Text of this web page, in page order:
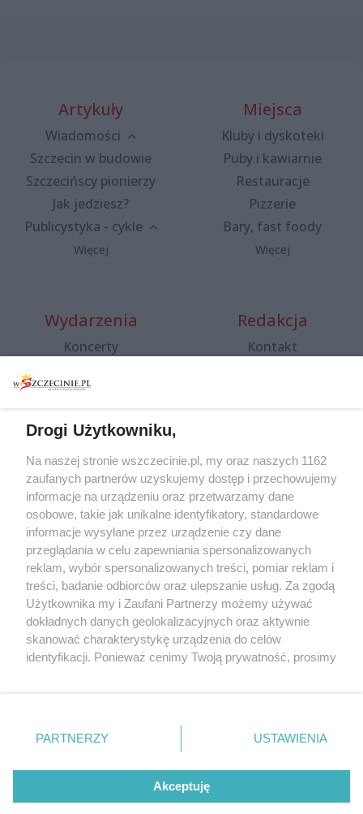
Artykuły
Wiadomości
Szczecin w budowie
Szczecińscy pionierzy
Jak jedziesz?
Publicystyka - cykle
Więcej
Miejsca
Kluby i dyskoteki
Puby i kawiarnie
Restauracje
Pizzerie
Bary, fast foody
Więcej
Wydarzenia
Koncerty
Spacery i oprowadzania
targi
Wernisaże
Więcej
Redakcja
Kontakt
Specjalny koncert z okazji
20. urodzin portalu
wSzczecinie.pl
Regulamin konkursów
śniadaniówka "Hej
Szczecin! Jest piątek!"
Partnerzy
Praca Szczecin
© 2026 wSzczecinie.pl
Created by GOD
Drogi Użytkowniku,
Na naszej stronie wszczecinie.pl, my oraz naszych 1162
zaufanych partnerów uzyskujemy dostęp i przechowujemy
informacje na urządzeniu oraz przetwarzamy dane
osobowe, takie jak unikalne identyfikatory, standardowe
informacje wysyłane przez urządzenie czy dane
przeglądania w celu zapewniania spersonalizowanych
reklam, wybór spersonalizowanych treści, pomiar reklam i
treści, badanie odbiorców oraz ulepszanie usług. Za zgodą
Użytkownika my i Zaufani Partnerzy możemy używać
dokładnych danych geolokalizacyjnych oraz aktywnie
skanować charakterystykę urządzenia do celów
identyfikacji. Ponieważ cenimy Twoją prywatność, prosimy
prywatności znajdujący się w lewym dolnym rogu strony
. Niektóre rodzaje przetwarzania danych nie wymagają
takiemu przetwarzaniu. Preferencje będą miały
zastosowania tylko na tej witrynie.
PARTNERZY USTAWIENIA
Akceptuję